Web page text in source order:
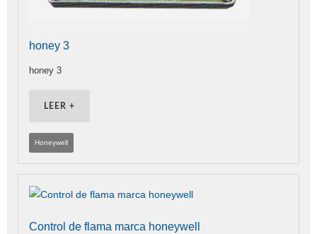
honey 3
honey 3
LEER +
Honeywell
Control de flama marca honeywell